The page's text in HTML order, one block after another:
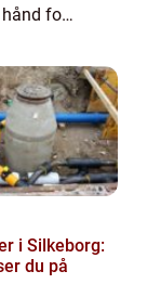
for
i Silkeborg:
du på